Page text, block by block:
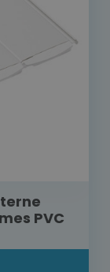
PVC